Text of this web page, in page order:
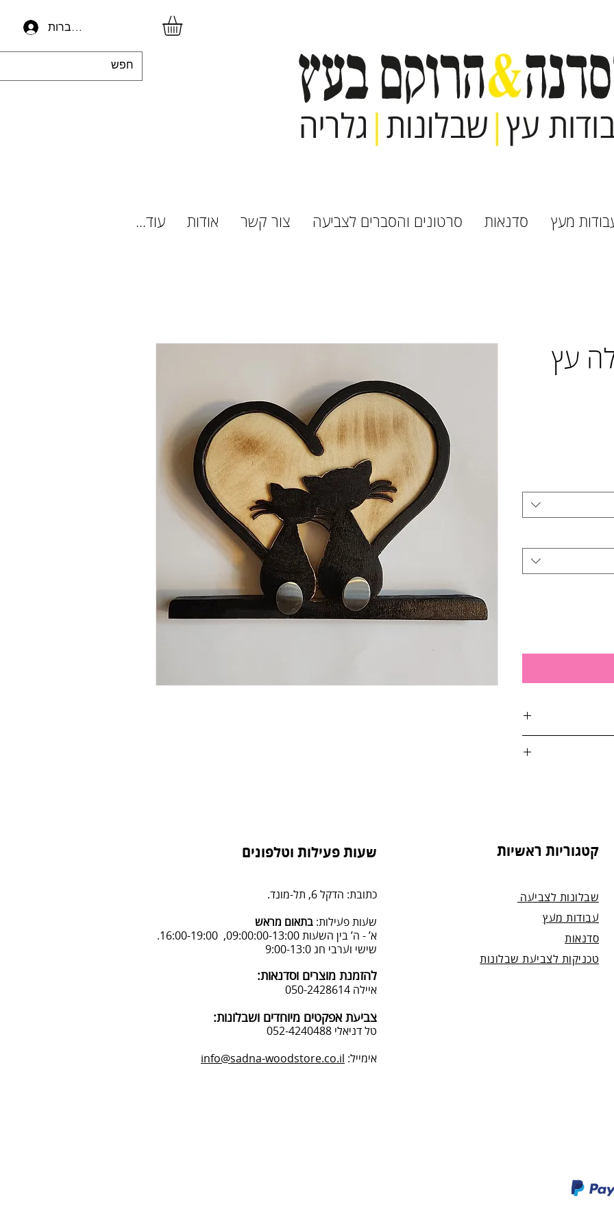
להתחברות
מעץ סדנאות סרטונים והסברים לצביעה צור קשר אודות עוד...
מתלה עץ
הזמנה, על ידי
שעות פעילות וטלפונים
כתובת: הדקל 6, תל-מונד.
שעות פעילות: בתאום מראש
א’ - ה’ בין השעות 09:00:00-13:00, 16:00-19:00.
שישי וערבי חג 9:00-13:0
להזמנת מוצרים וסדנאות:
איילה 050-2428614
צביעת אפקטים מיוחדים ושבלונות:
טל דניאלי 052-4240488
אימייל: info@sadna-woodstore.co.il
קטגוריות ראשיות
שבלונות לצביעה
עבודות מעץ
סדנאות
טכניקות לצביעת שבלונות